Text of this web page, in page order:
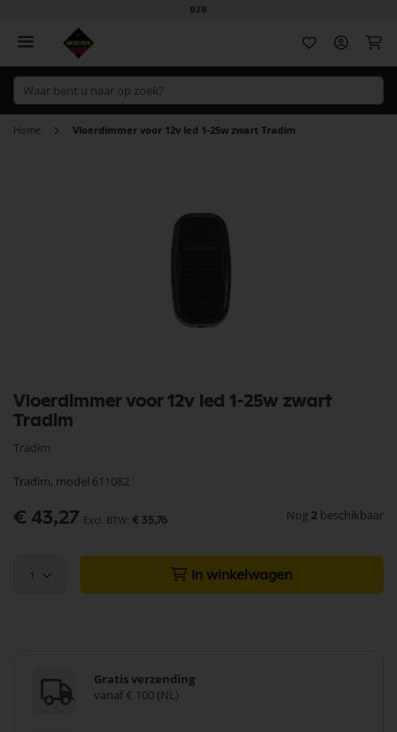
B2B
Home Vloerdimmer voor 12v led 1-25w zwart Tradim
Vloerdimmer voor 12v led 1-25w zwart
Tradim
Tradim
Tradim, model 611082
€ 43,27 € 35,76 Nog 2 beschikbaar
1 In winkelwagen
Gratis verzending
vanaf € 100 (NL)
naar
het
van
afbeeldingen-